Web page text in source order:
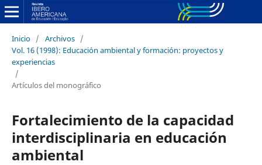
Inicio / Archivos /
Vol. 16 (1998): Educación ambiental y formación: proyectos y
experiencias
/
Artículos del monográfico
Fortalecimiento de la capacidad
interdisciplinaria en educación
ambiental